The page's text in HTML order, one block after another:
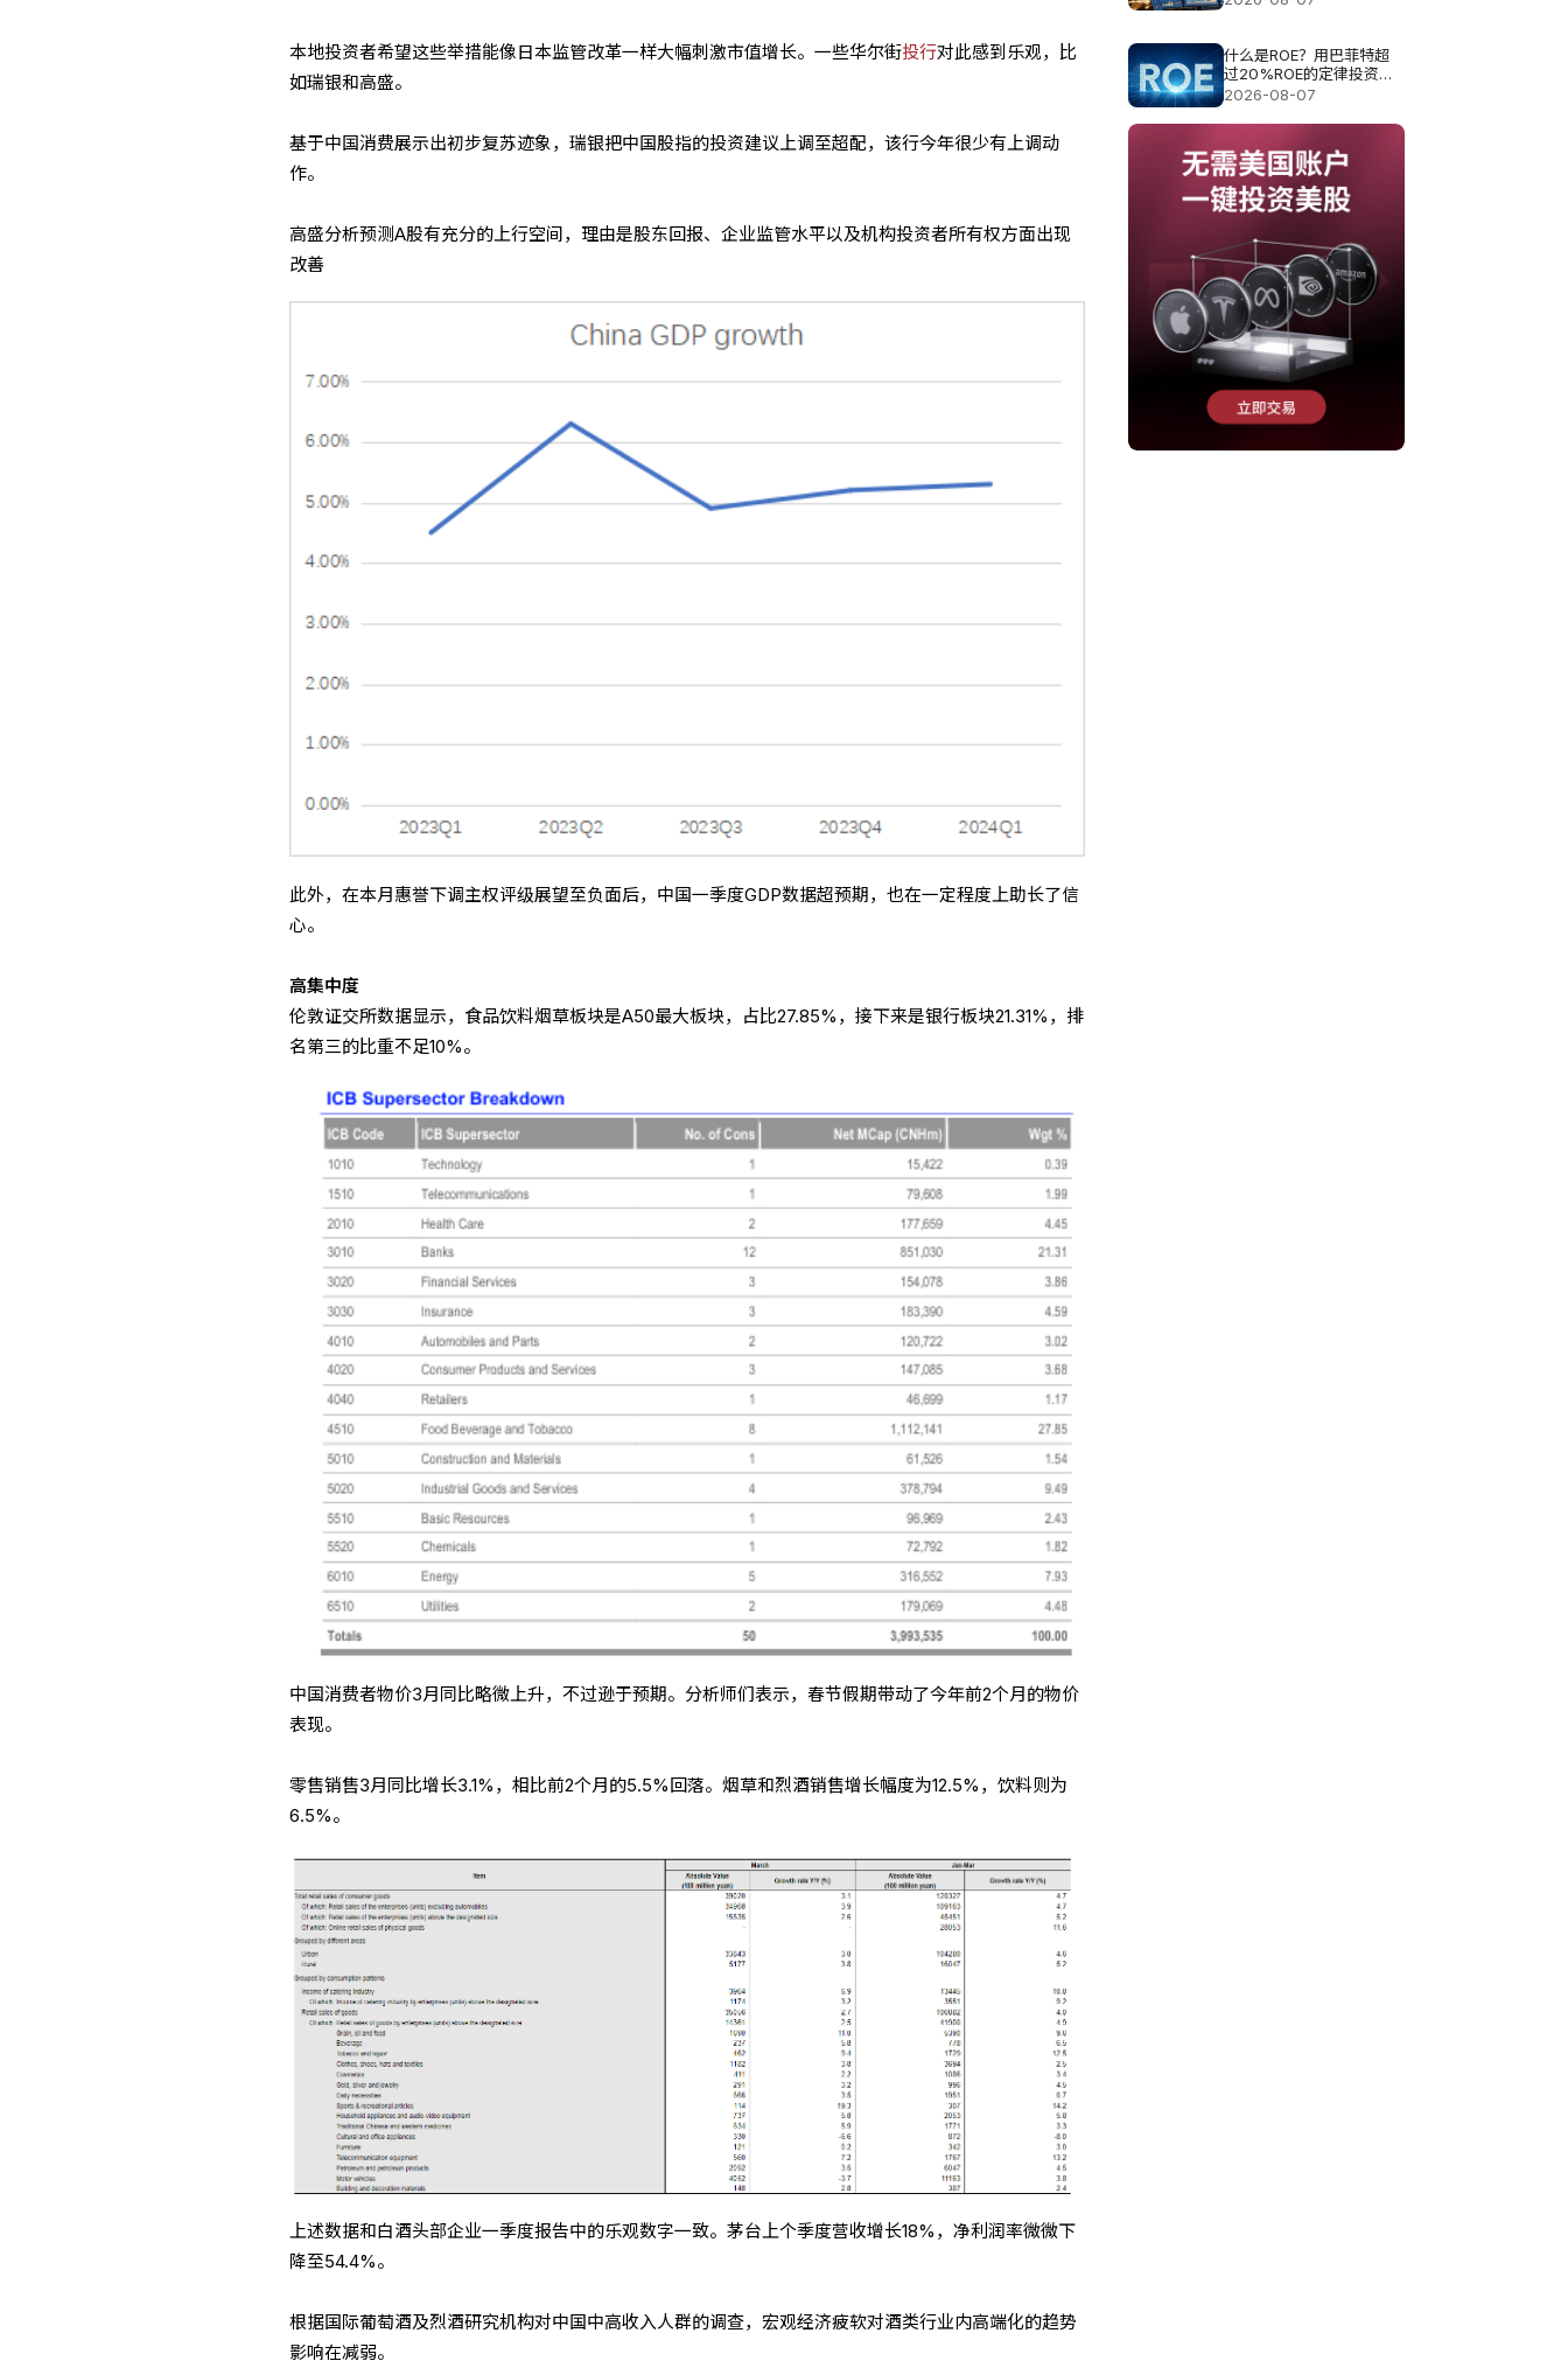
本地投资者希望这些举措能像日本监管改革一样大幅刺激市值增长。一些华尔街投行对此感到乐观，比
如瑞银和高盛。
基于中国消费展示出初步复苏迹象，瑞银把中国股指的投资建议上调至超配，该行今年很少有上调动
作。
高盛分析预测A股有充分的上行空间，理由是股东回报、企业监管水平以及机构投资者所有权方面出现
改善
此外，在本月惠誉下调主权评级展望至负面后，中国一季度GDP数据超预期，也在一定程度上助长了信
心。
高集中度
伦敦证交所数据显示，食品饮料烟草板块是A50最大板块，占比27.85%，接下来是银行板块21.31%，排
名第三的比重不足10%。
中国消费者物价3月同比略微上升，不过逊于预期。分析师们表示，春节假期带动了今年前2个月的物价
表现。
零售销售3月同比增长3.1%，相比前2个月的5.5%回落。烟草和烈酒销售增长幅度为12.5%，饮料则为
6.5%。
上述数据和白酒头部企业一季度报告中的乐观数字一致。茅台上个季度营收增长18%，净利润率微微下
降至54.4%。
根据国际葡萄酒及烈酒研究机构对中国中高收入人群的调查，宏观经济疲软对酒类行业内高端化的趋势
影响在减弱。
什么是ROE？用巴菲特超
过20%ROE的定律投资真
的可以？
2026-08-07